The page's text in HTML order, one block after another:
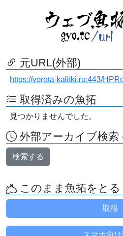
元URL(外部)
https://vorota-kalitki.ru:443/
取得済みの魚拓
見つかりませんでした。
外部アーカイブ検索
検索する
このまま魚拓をとる